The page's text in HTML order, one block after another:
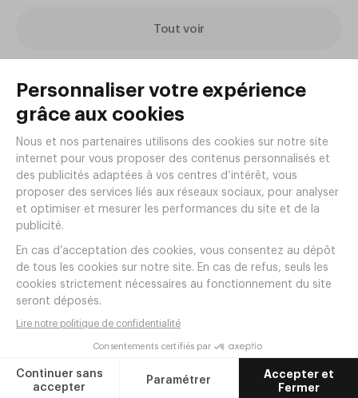
Tout voir
Articles complémentaires
Réf.
AC42
15,60€ HT